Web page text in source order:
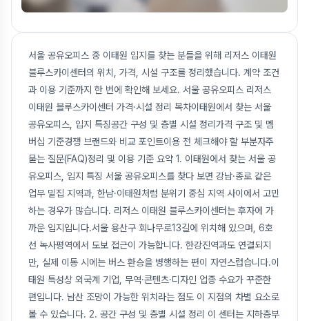
서울 공유오피스 중 이태원 입지를 찾는 분들을 위해 리저스 이태원
블루스카이센터의 위치, 가격, 시설 구조를 정리했습니다. 계약 조건
과 이용 기준까지 한 번에 확인해 보세요. 서울 공유오피스 리저스
이태원 블루스카이센터 가격·시설 정리 목차이태원에서 찾는 서울
공유오피스, 입지 특징공간 구성 및 층별 시설 정리가격 구조 및 멤
버십 기준경쟁 브랜드와 비교 포인트이용 전 체크해야 할 부분자주
묻는 질문(FAQ)정리 및 이용 기준 요약 1. 이태원에서 찾는 서울 공
유오피스, 입지 특징 서울 공유오피스를 찾다 보면 강남·종로 같은
업무 밀집 지역과, 한남·이태원처럼 분위기 중심 지역 사이에서 고민
하는 경우가 많습니다. 리저스 이태원 블루스카이센터는 후자에 가
까운 입지입니다.서울 용산구 회나무로13길에 위치해 있으며, 6호
선 녹사평역에서 도보 접근이 가능합니다. 한강진역과도 연결되지
만, 실제 이동 시에는 버스 환승을 병행하는 편이 자연스럽습니다.이
태원 특성상 외국계 기업, 무역·콘텐츠·디자인 업종 수요가 꾸준한
편입니다. 남산 조망이 가능한 위치라는 점도 이 지점의 차별 요소로
볼 수 있습니다. 2. 공간 구성 및 층별 시설 정리 이 센터는 지하층부